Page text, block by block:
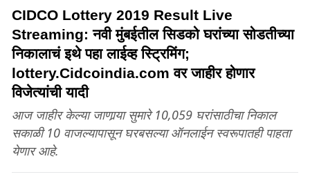
CIDCO Lottery 2019 Result Live
Streaming: नवी मुंबईतील सिडको घरांच्या सोडतीच्या
निकालाचं इथे पहा लाईव्ह स्ट्रिमिंग;
lottery.Cidcoindia.com वर जाहीर होणार
विजेत्यांची यादी
आज जाहीर केल्या जाणार्‍या सुमारे 10,059 घरांसाठीचा निकाल
सकाळी 10 वाजल्यापासून घरबसल्या ऑनलाईन स्वरूपातही पाहता
येणार आहे.